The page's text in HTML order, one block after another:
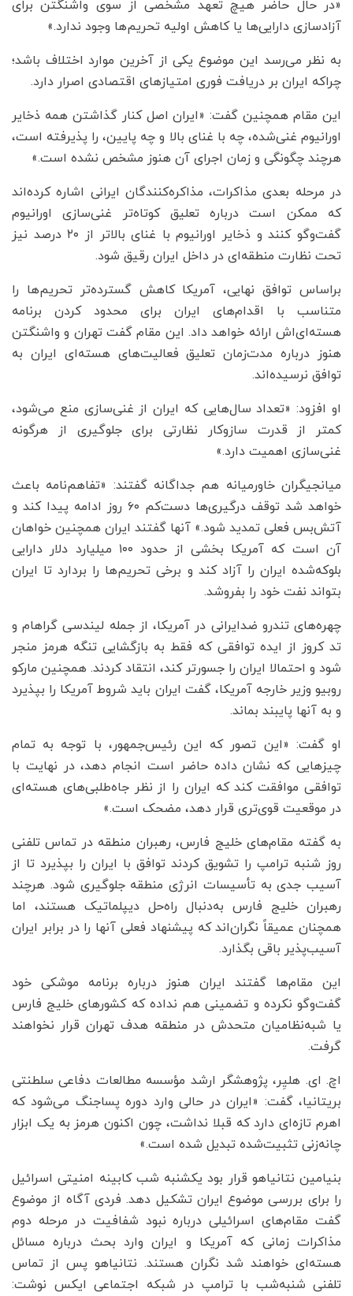
«در حال حاضر هیچ تعهد مشخصی از سوی واشنگتن برای
آزادسازی دارایی‌ها یا کاهش اولیه تحریم‌ها وجود ندارد.»
به نظر می‌رسد این موضوع یکی از آخرین موارد اختلاف باشد؛
چراکه ایران بر دریافت فوری امتیازهای اقتصادی اصرار دارد.
این مقام همچنین گفت: «ایران اصل کنار گذاشتن همه ذخایر
اورانیوم غنی‌شده، چه با غنای بالا و چه پایین، را پذیرفته است،
هرچند چگونگی و زمان اجرای آن هنوز مشخص نشده است.»
در مرحله بعدی مذاکرات، مذاکره‌کنندگان ایرانی اشاره کرده‌اند
که ممکن است درباره تعلیق کوتاه‌تر غنی‌سازی اورانیوم
گفت‌وگو کنند و ذخایر اورانیوم با غنای بالاتر از ۲۰ درصد نیز
تحت نظارت منطقه‌ای در داخل ایران رقیق شود.
براساس توافق نهایی، آمریکا کاهش گسترده‌تر تحریم‌ها را
متناسب با اقدام‌های ایران برای محدود کردن برنامه
هسته‌ای‌اش ارائه خواهد داد. این مقام گفت تهران و واشنگتن
هنوز درباره مدت‌زمان تعلیق فعالیت‌های هسته‌ای ایران به
توافق نرسیده‌اند.
او افزود: «تعداد سال‌هایی که ایران از غنی‌سازی منع می‌شود،
کمتر از قدرت سازوکار نظارتی برای جلوگیری از هرگونه
غنی‌سازی اهمیت دارد.»
میانجیگران خاورمیانه هم جداگانه گفتند: «تفاهم‌نامه باعث
خواهد شد توقف درگیری‌ها دست‌کم ۶۰ روز ادامه پیدا کند و
آتش‌بس فعلی تمدید شود.» آنها گفتند ایران همچنین خواهان
آن است که آمریکا بخشی از حدود ۱۰۰ میلیارد دلار دارایی
بلوکه‌شده ایران را آزاد کند و برخی تحریم‌ها را بردارد تا ایران
بتواند نفت خود را بفروشد.
چهره‌های تندرو ضدایرانی در آمریکا، از جمله لیندسی گراهام و
تد کروز از ایده توافقی که فقط به بازگشایی تنگه هرمز منجر
شود و احتمالا ایران را جسورتر کند، انتقاد کردند. همچنین مارکو
روبیو وزیر خارجه آمریکا، گفت ایران باید شروط آمریکا را بپذیرد
و به آنها پایبند بماند.
او گفت: «این تصور که این رئیس‌جمهور، با توجه به تمام
چیزهایی که نشان داده حاضر است انجام دهد، در نهایت با
توافقی موافقت کند که ایران را از نظر جاه‌طلبی‌های هسته‌ای
در موقعیت قوی‌تری قرار دهد، مضحک است.»
به گفته مقام‌های خلیج فارس، رهبران منطقه در تماس تلفنی
روز شنبه ترامپ را تشویق کردند توافق با ایران را بپذیرد تا از
آسیب جدی به تأسیسات انرژی منطقه جلوگیری شود. هرچند
رهبران خلیج فارس به‌دنبال راه‌حل دیپلماتیک هستند، اما
همچنان عمیقاً نگران‌اند که پیشنهاد فعلی آنها را در برابر ایران
آسیب‌پذیر باقی بگذارد.
این مقام‌ها گفتند ایران هنوز درباره برنامه موشکی خود
گفت‌وگو نکرده و تضمینی هم نداده که کشورهای خلیج فارس
یا شبه‌نظامیان متحدش در منطقه هدف تهران قرار نخواهند
گرفت.
اچ. ای. هلیِر، پژوهشگر ارشد مؤسسه مطالعات دفاعی سلطنتی
بریتانیا، گفت: «ایران در حالی وارد دوره پساجنگ می‌شود که
اهرم تازه‌ای دارد که قبلا نداشت، چون اکنون هرمز به یک ابزار
چانه‌زنی تثبیت‌شده تبدیل شده است.»
بنیامین نتانیاهو قرار بود یکشنبه شب کابینه امنیتی اسرائیل
را برای بررسی موضوع ایران تشکیل دهد. فردی آگاه از موضوع
گفت مقام‌های اسرائیلی درباره نبود شفافیت در مرحله دوم
مذاکرات زمانی که آمریکا و ایران وارد بحث درباره مسائل
هسته‌ای خواهند شد نگران هستند. نتانیاهو پس از تماس
تلفنی شنبه‌شب با ترامپ در شبکه اجتماعی ایکس نوشت: